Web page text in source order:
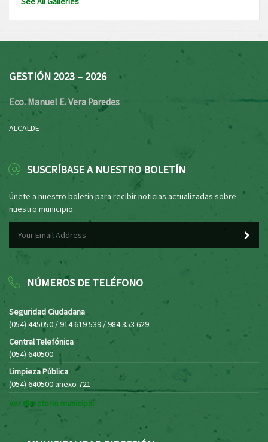
GESTIÓN 2023 – 2026
Eco. Manuel E. Vera Paredes
ALCALDE
SUSCRÍBASE A NUESTRO BOLETÍN
Únete a nuestro boletín para recibir noticias actualizadas sobre
nuestro municipio.
NÚMEROS DE TELÉFONO
Seguridad Ciudadana
(054) 445050 / 914 619 539 / 984 353 629
Central Telefónica
(054) 640500
Limpieza Pública
(054) 640500 anexo 721
Ver directorio municipal